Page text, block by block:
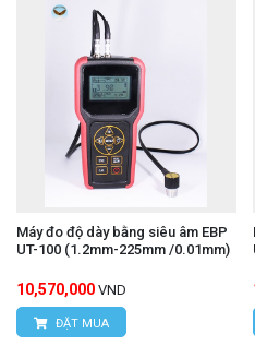
Máy đo độ dày bằng siêu âm EBP
UT-100 (1.2mm-225mm /0.01mm)
10,570,000 VND
ĐẶT MUA